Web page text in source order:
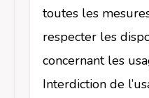
toutes les
respecter les
concernant les
Interdiction de